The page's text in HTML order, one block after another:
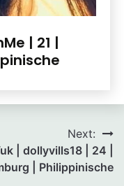
| 21 |
Next:
| dollyvills18 | 24 |
| Philippinische